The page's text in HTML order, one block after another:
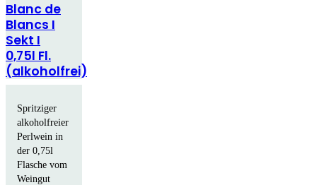
Blanc de
Blancs I
Sekt I
0,75l Fl.
(alkoholfrei)
Spritziger
alkoholfreier
Perlwein in
der 0,75l
Flasche vom
Weingut